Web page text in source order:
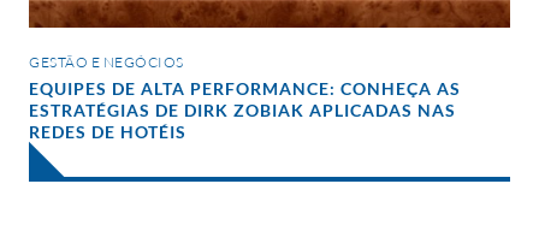
GESTÃO E NEGÓCIOS
EQUIPES DE ALTA PERFORMANCE: CONHEÇA AS
ESTRATÉGIAS DE DIRK ZOBIAK APLICADAS NAS
REDES DE HOTÉIS